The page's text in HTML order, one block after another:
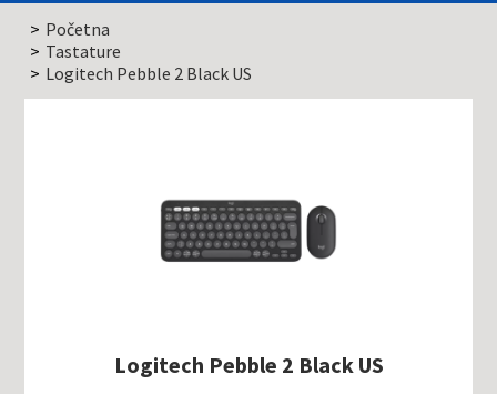
Početna
Tastature
Logitech Pebble 2 Black US
Logitech Pebble 2 Black US